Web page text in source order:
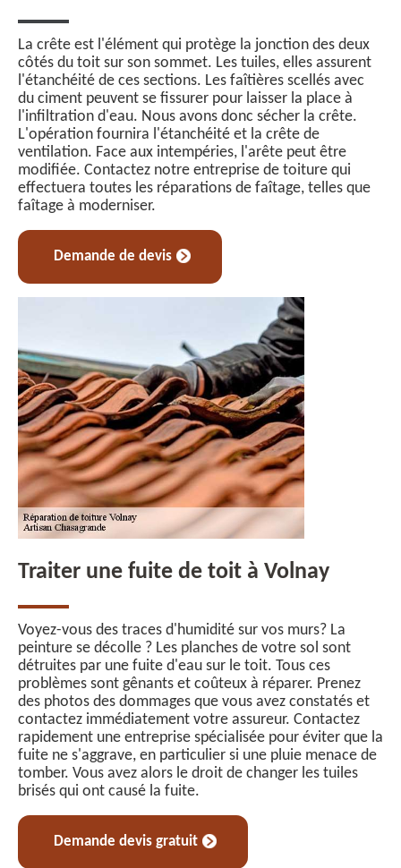
La crête est l'élément qui protège la jonction des deux
côtés du toit sur son sommet. Les tuiles, elles assurent
l'étanchéité de ces sections. Les faîtières scellés avec
du ciment peuvent se fissurer pour laisser la place à
l'infiltration d'eau. Nous avons donc sécher la crête.
L'opération fournira l'étanchéité et la crête de
ventilation. Face aux intempéries, l'arête peut être
modifiée. Contactez notre entreprise de toiture qui
effectuera toutes les réparations de faîtage, telles que
faîtage à moderniser.
Demande de devis
Traiter une fuite de toit à Volnay
Voyez-vous des traces d'humidité sur vos murs? La
peinture se décolle ? Les planches de votre sol sont
détruites par une fuite d'eau sur le toit. Tous ces
problèmes sont gênants et coûteux à réparer. Prenez
des photos des dommages que vous avez constatés et
contactez immédiatement votre assureur. Contactez
rapidement une entreprise spécialisée pour éviter que la
fuite ne s'aggrave, en particulier si une pluie menace de
tomber. Vous avez alors le droit de changer les tuiles
brisés qui ont causé la fuite.
Demande devis gratuit